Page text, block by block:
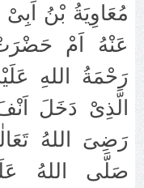
مُعَاوِيَةُ بْنُ
عَنْهُ اَمْ
رَحْمَةُ اللهِ
الَّذِىْ دَخَلَ
رَضِىَ اللهُ
صَلَّى اللهُ